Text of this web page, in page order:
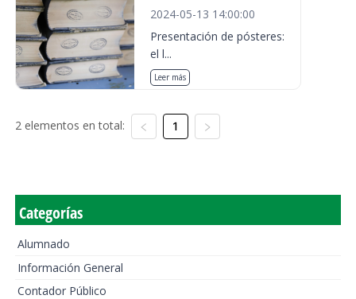
2024-05-13 14:00:00
Presentación de pósteres:
el l...
Leer más
2 elementos en total: 1
Categorías
Alumnado
Información General
Contador Público